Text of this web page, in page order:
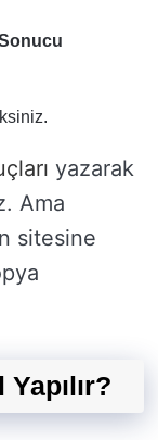
yazarak
Ama
sitesine